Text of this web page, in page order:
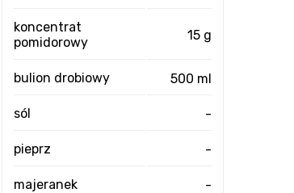
koncentrat
pomidorowy
15 g
bulion drobiowy 500 ml
sól -
pieprz -
majeranek -